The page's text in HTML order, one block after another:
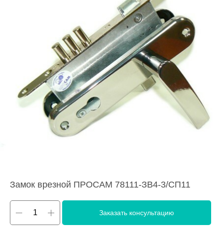
Замок врезной ПРОСАМ 78111-ЗВ4-3/СП11
Заказать консультацию